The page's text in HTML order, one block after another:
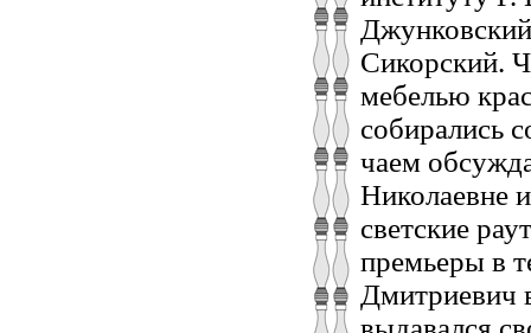
Сикорский.
мебелью
собирались
чаем
Николаевне
светские
премьеры в
Дмитриевич